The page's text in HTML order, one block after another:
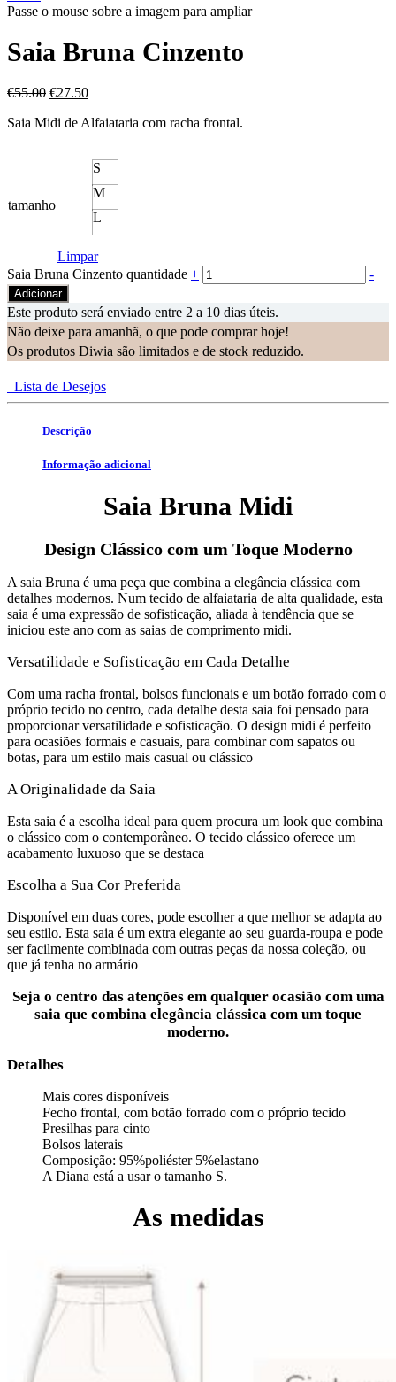
Passe o mouse sobre a imagem para ampliar
Saia Bruna Cinzento
€55.00 €27.50
Saia Midi de Alfaiataria com racha frontal.
tamanho
S
M
L
Limpar
Saia Bruna Cinzento quantidade + -
Adicionar
Este produto será enviado entre 2 a 10 dias úteis.
Não deixe para amanhã, o que pode comprar hoje!
Os produtos Diwia são limitados e de stock reduzido.
Lista de Desejos
Descrição
Informação adicional
Saia Bruna Midi
Design Clássico com um Toque Moderno
A saia Bruna é uma peça que combina a elegância clássica com
detalhes modernos. Num tecido de alfaiataria de alta qualidade, esta
saia é uma expressão de sofisticação, aliada à tendência que se
iniciou este ano com as saias de comprimento midi.
Versatilidade e Sofisticação em Cada Detalhe
Com uma racha frontal, bolsos funcionais e um botão forrado com o
próprio tecido no centro, cada detalhe desta saia foi pensado para
proporcionar versatilidade e sofisticação. O design midi é perfeito
para ocasiões formais e casuais, para combinar com sapatos ou
botas, para um estilo mais casual ou clássico
A Originalidade da Saia
Esta saia é a escolha ideal para quem procura um look que combina
o clássico com o contemporâneo. O tecido clássico oferece um
acabamento luxuoso que se destaca
Escolha a Sua Cor Preferida
Disponível em duas cores, pode escolher a que melhor se adapta ao
seu estilo. Esta saia é um extra elegante ao seu guarda-roupa e pode
ser facilmente combinada com outras peças da nossa coleção, ou
que já tenha no armário
Seja o centro das atenções em qualquer ocasião com uma
saia que combina elegância clássica com um toque
moderno.
Detalhes
Mais cores disponíveis
Fecho frontal, com botão forrado com o próprio tecido
Presilhas para cinto
Bolsos laterais
Composição: 95%poliéster 5%elastano
A Diana está a usar o tamanho S.
As medidas